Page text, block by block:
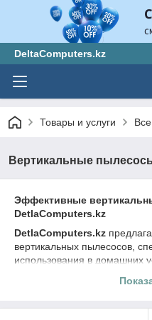
DeltaComputers.kz
Товары и услуги
Вертикальные
Эффективные
DetlaComputers.kz
DetlaComputers.kz
вертикальных пылесосов,
использования в домашних
функциональностью,